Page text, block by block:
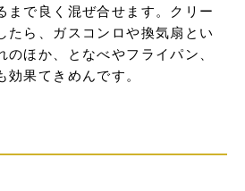
まで良く混ぜ合せます。クリー
たら、ガスコンロや換気扇とい
ほか、となべやフライパン、
果てきめんです。